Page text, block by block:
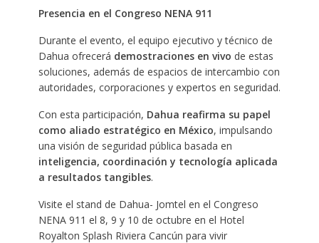
Presencia en el Congreso NENA 911
Durante el evento, el equipo ejecutivo y técnico de
Dahua ofrecerá demostraciones en vivo de estas
soluciones, además de espacios de intercambio con
autoridades, corporaciones y expertos en seguridad.
Con esta participación, Dahua reafirma su papel
como aliado estratégico en México, impulsando
una visión de seguridad pública basada en
inteligencia, coordinación y tecnología aplicada
a resultados tangibles.
Visite el stand de Dahua- Jomtel en el Congreso
NENA 911 el 8, 9 y 10 de octubre en el Hotel
Royalton Splash Riviera Cancún para vivir